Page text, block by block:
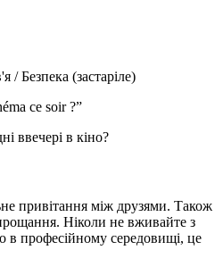
/ Безпека (застаріле)
ce soir ?”
ввечері в кіно?
привітання між друзями. Також
Ніколи не вживайте з
професійному середовищі, це